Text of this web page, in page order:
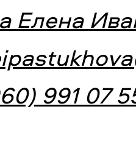
Елена
991 07